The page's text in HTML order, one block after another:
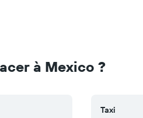
à Mexico ?
Taxi